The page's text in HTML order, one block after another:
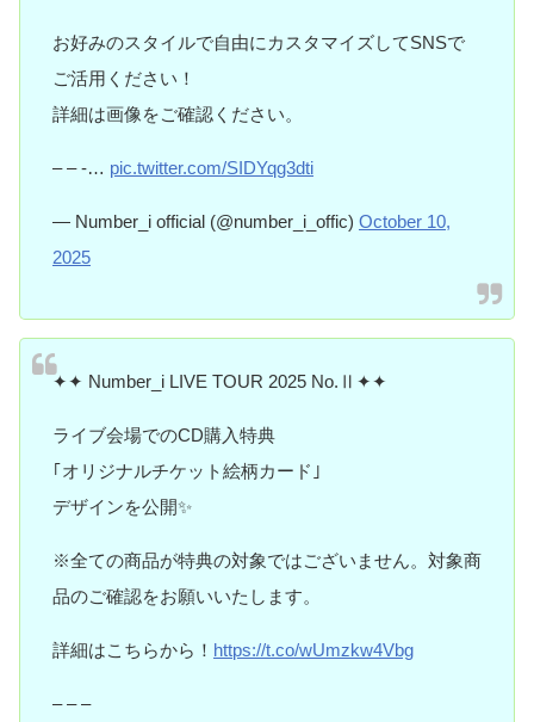
お好みのスタイルで自由にカスタマイズしてSNSで
ご活用ください！
詳細は画像をご確認ください。
– – -… pic.twitter.com/SIDYqg3dti
— Number_i official (@number_i_offic) October 10,
2025
✦✦ Number_i LIVE TOUR 2025 No.Ⅱ✦✦
ライブ会場でのCD購入特典
｢オリジナルチケット絵柄カード｣
デザインを公開✨
※全ての商品が特典の対象ではございません。対象商
品のご確認をお願いいたします。
詳細はこちらから！ https://t.co/wUmzkw4Vbg
– – –